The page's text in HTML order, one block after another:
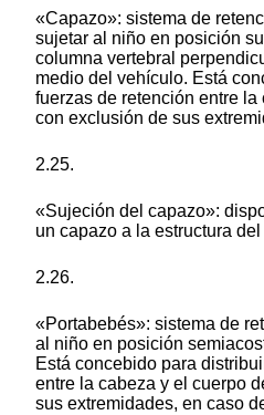
«Capazo»: sistema de
sujetar al niño en posición
columna vertebral
medio del vehículo. Está
fuerzas de retención entre
con exclusión de sus
2.25.
«Sujeción del capazo»:
un capazo a la estructura
2.26.
«Portabebés»: sistema de
al niño en posición
Está concebido para
entre la cabeza y el cuerpo
sus extremidades, en caso